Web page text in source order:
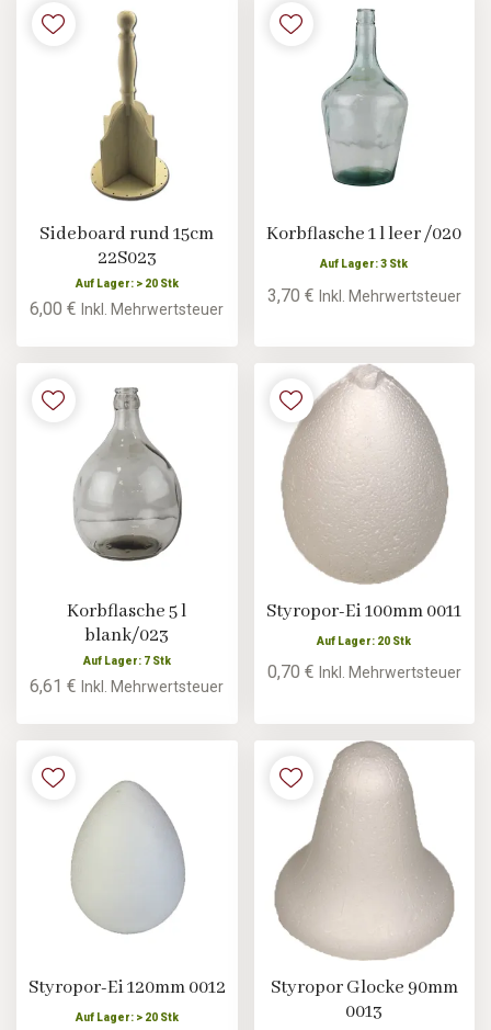
Sideboard rund 15cm
22S023
Auf Lager: > 20 Stk
6,00 €Inkl. Mehrwertsteuer
Korbflasche 1 l leer /020
Auf Lager: 3 Stk
3,70 € Inkl. Mehrwertsteuer
Korbflasche 5 l
blank/023
Auf Lager: 7 Stk
6,61 €Inkl. Mehrwertsteuer
Styropor-Ei 100mm 0011
Auf Lager: 20 Stk
0,70 € Inkl. Mehrwertsteuer
Styropor-Ei 120mm 0012
Auf Lager: > 20 Stk
Styropor Glocke 90mm
0013